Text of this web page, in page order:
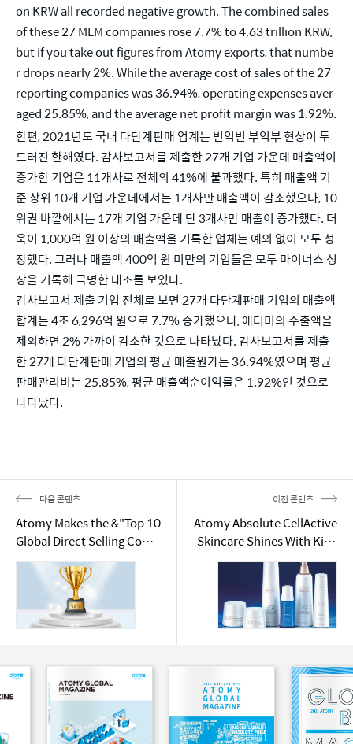
on KRW all recorded negative growth. The combined sales
of these 27 MLM companies rose 7.7% to 4.63 trillion KRW,
but if you take out figures from Atomy exports, that numbe
r drops nearly 2%. While the average cost of sales of the 27
reporting companies was 36.94%, operating expenses aver
aged 25.85%, and the average net profit margin was 1.92%.
한편, 2021년도 국내 다단계판매 업계는 빈익빈 부익부 현상이 두
드러진 한해였다. 감사보고서를 제출한 27개 기업 가운데 매출액이
증가한 기업은 11개사로 전체의 41%에 불과했다. 특히 매출액 기
준 상위 10개 기업 가운데에서는 1개사만 매출액이 감소했으나, 10
위권 바깥에서는 17개 기업 가운데 단 3개사만 매출이 증가했다. 더
욱이 1,000억 원 이상의 매출액을 기록한 업체는 예외 없이 모두 성
장했다. 그러나 매출액 400억 원 미만의 기업들은 모두 마이너스 성
장을 기록해 극명한 대조를 보였다.
감사보고서 제출 기업 전체로 보면 27개 다단계판매 기업의 매출액
합계는 4조 6,296억 원으로 7.7% 증가했으나, 애터미의 수출액을
제외하면 2% 가까이 감소한 것으로 나타났다. 감사보고서를 제출
한 27개 다단계판매 기업의 평균 매출원가는 36.94%였으며 평균
판매관리비는 25.85%, 평균 매출액순이익률은 1.92%인 것으로
나타났다.
다음 콘텐츠
Atomy Makes the &"Top 10
Global Direct Selling Comp
anies&"
이전 콘텐츠
Atomy Absolute CellActive
Skincare Shines With King
Sejong Award